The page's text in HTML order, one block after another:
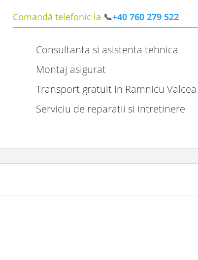
Comandă telefonic la 📞+40 760 279 522
Consultanta si asistenta tehnica
Montaj asigurat
Transport gratuit in Ramnicu Valcea
Serviciu de reparatii si intretinere